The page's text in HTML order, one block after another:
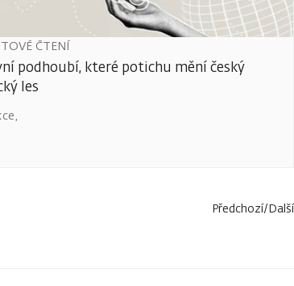
ČTENÍ
podhoubí, které potichu mění český
les
,
Předchozí/Další